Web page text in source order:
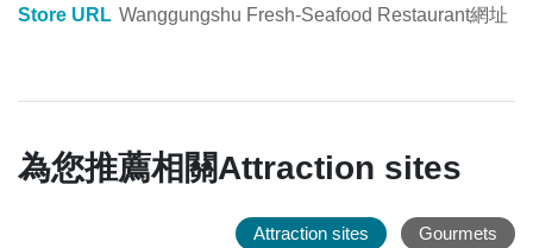
Store URL Wanggungshu Fresh-Seafood Restaurant網址
為您推薦相關Attraction sites
Attraction sites Gourmets